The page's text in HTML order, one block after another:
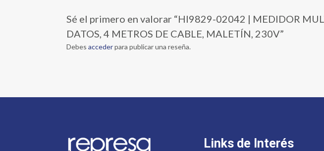
Sé el primero en valorar “HI9829-02042 | MEDIDOR
DATOS, 4 METROS DE CABLE, MALETÍN, 230V”
Debesaccederpara publicar una reseña.
Links de Interés